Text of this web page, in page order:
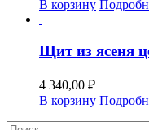
В корзину
Щит из ясеня
4 340,00 ₽
В корзину